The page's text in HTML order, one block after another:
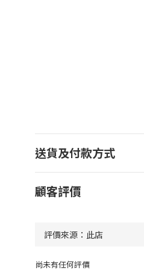
送貨及付款方式
顧客評價
尚未有任何評價